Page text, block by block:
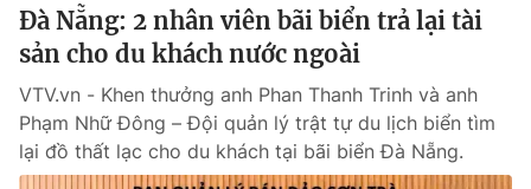
Đà Nẵng: 2 nhân viên bãi biển trả lại tài
sản cho du khách nước ngoài
VTV.vn - Khen thưởng anh Phan Thanh Trinh và anh
Phạm Nhữ Đông – Đội quản lý trật tự du lịch biển tìm
lại đồ thất lạc cho du khách tại bãi biển Đà Nẵng.